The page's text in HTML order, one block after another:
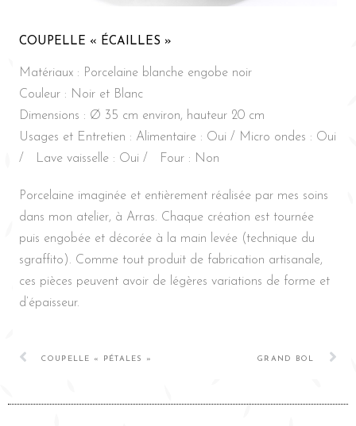
COUPELLE « ÉCAILLES »
Matériaux : Porcelaine blanche engobe noir
Couleur : Noir et Blanc
Dimensions : Ø 35 cm environ, hauteur 20 cm
Usages et Entretien : Alimentaire : Oui / Micro ondes : Oui
/ Lave vaisselle : Oui / Four : Non
Porcelaine imaginée et entièrement réalisée par mes soins
dans mon atelier, à Arras. Chaque création est tournée
puis engobée et décorée à la main levée (technique du
sgraffito). Comme tout produit de fabrication artisanale,
ces pièces peuvent avoir de légères variations de forme et
d’épaisseur.
COUPELLE « PÉTALES » GRAND BOL